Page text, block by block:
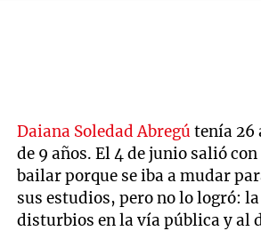
Daiana Soledad Abregútenía 26
de 9 años. El 4 de junio salió
bailar porque se iba a mudar
sus estudios, pero no lo logró:
disturbios en la vía pública y al